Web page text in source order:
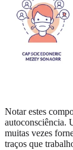
Notar estes
autoconsciência.
muitas vezes
traços que